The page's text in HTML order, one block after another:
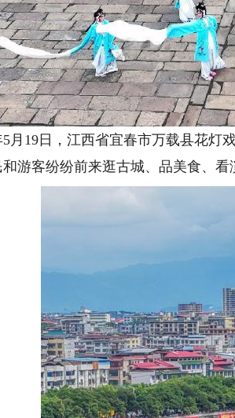
19日，江西省宜春市万载县花灯
游客纷纷前来逛古城、品美食、看